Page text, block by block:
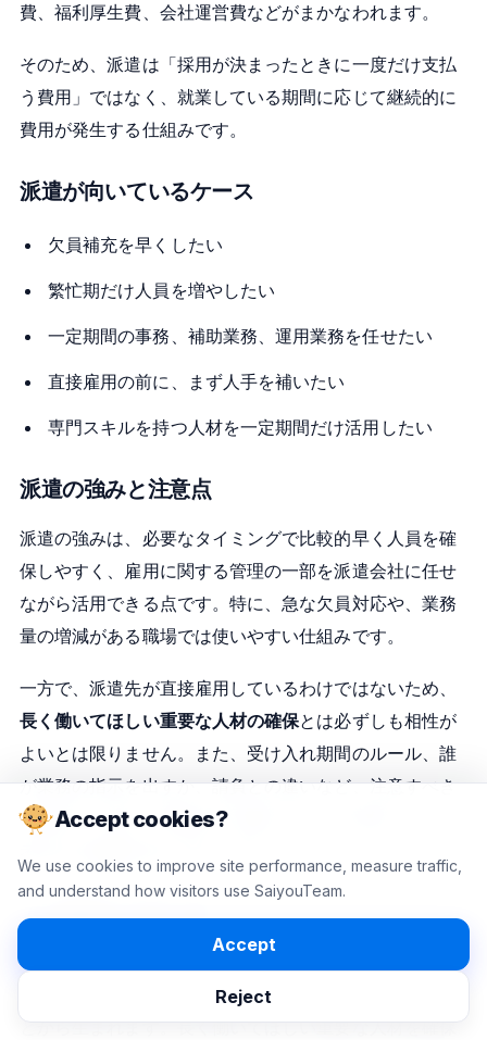
費、福利厚生費、会社運営費などがまかなわれます。
そのため、派遣は「採用が決まったときに一度だけ支払
う費用」ではなく、就業している期間に応じて継続的に
費用が発生する仕組みです。
派遣が向いているケース
欠員補充を早くしたい
繁忙期だけ人員を増やしたい
一定期間の事務、補助業務、運用業務を任せたい
直接雇用の前に、まず人手を補いたい
専門スキルを持つ人材を一定期間だけ活用したい
派遣の強みと注意点
派遣の強みは、必要なタイミングで比較的早く人員を確
保しやすく、雇用に関する管理の一部を派遣会社に任せ
ながら活用できる点です。特に、急な欠員対応や、業務
量の増減がある職場では使いやすい仕組みです。
一方で、派遣先が直接雇用しているわけではないため、
長く働いてほしい重要な人材の確保とは必ずしも相性が
よいとは限りません。また、受け入れ期間のルール、誰
が業務の指示を出すか、請負との違いなど、注意すべき
点も多く、単に「外部の人に働いてもらう手段」とだけ
よくあるミスマッチ
派遣の利用で起こりやすい課題は、
と、長い目で見た採用の手段を混同してしまうこ
とから生まれます。長く働いてほしい重要な人材を確保
Accept cookies?
We use cookies to improve site performance, measure traffic,
and understand how visitors use SaiyouTeam.
Accept
Reject